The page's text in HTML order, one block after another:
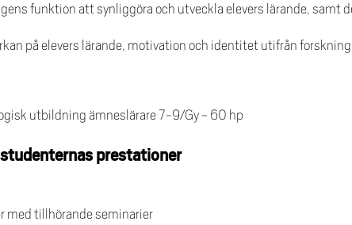
funktion att synliggöra och utveckla elevers lärande, samt
på elevers lärande, motivation och identitet utifrån
utbildning ämneslärare 7-9/Gy - 60 hp
prestationer
tillhörande seminarier